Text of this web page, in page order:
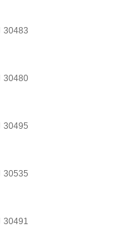
30483
30480
30495
30535
30491